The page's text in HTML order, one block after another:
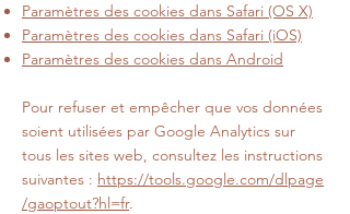
Paramètres des cookies dans Safari (OS X)
Paramètres des cookies dans Safari (iOS)
Paramètres des cookies dans Android
Pour refuser et empêcher que vos données
soient utilisées par Google Analytics sur
tous les sites web, consultez les instructions
suivantes : https://tools.google.com/dlpage
/gaoptout?hl=fr.